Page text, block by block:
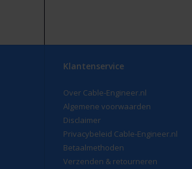
Klantenservice
Over Cable-Engineer.nl
Algemene voorwaarden
Disclaimer
Privacybeleid Cable-Engineer.nl
Betaalmethoden
Verzenden & retourneren